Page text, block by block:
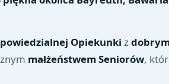
Opiekunki z
małżeństwem Seniorów,